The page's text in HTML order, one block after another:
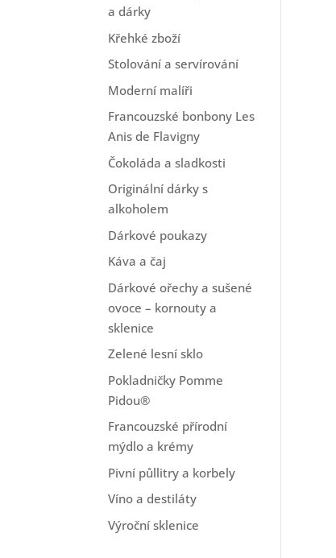
a dárky
Křehké zboží
Stolování a servírování
Moderní malíři
Francouzské bonbony Les
Anis de Flavigny
Čokoláda a sladkosti
Originální dárky s
alkoholem
Dárkové poukazy
Káva a čaj
Dárkové ořechy a sušené
ovoce – kornouty a
sklenice
Zelené lesní sklo
Pokladničky Pomme
Pidou®
Francouzské přírodní
mýdlo a krémy
Pivní půllitry a korbely
Víno a destiláty
Výroční sklenice